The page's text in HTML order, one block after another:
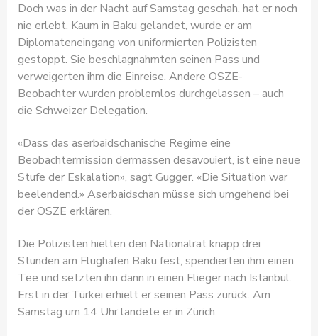
Doch was in der Nacht auf Samstag geschah, hat er noch
nie erlebt. Kaum in Baku gelandet, wurde er am
Diplomateneingang von uniformierten Polizisten
gestoppt. Sie beschlagnahmten seinen Pass und
verweigerten ihm die Einreise. Andere OSZE-
Beobachter wurden problemlos durchgelassen – auch
die Schweizer Delegation.
«Dass das aserbaidschanische Regime eine
Beobachtermission dermassen desavouiert, ist eine neue
Stufe der Eskalation», sagt Gugger. «Die Situation war
beelendend.» Aserbaidschan müsse sich umgehend bei
der OSZE erklären.
Die Polizisten hielten den Nationalrat knapp drei
Stunden am Flughafen Baku fest, spendierten ihm einen
Tee und setzten ihn dann in einen Flieger nach Istanbul.
Erst in der Türkei erhielt er seinen Pass zurück. Am
Samstag um 14 Uhr landete er in Zürich.